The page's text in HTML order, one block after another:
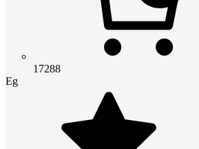
17288
Eg